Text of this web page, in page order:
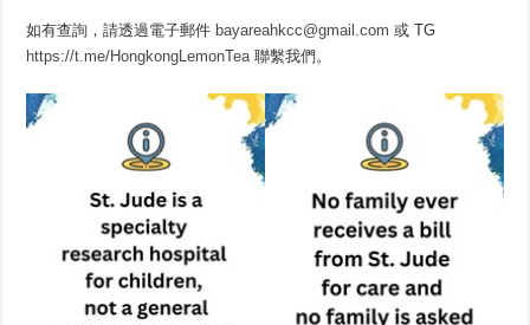
如有查詢，請透過電子郵件 bayareahkcc@gmail.com 或 TG
https://t.me/HongkongLemonTea聯繫我們。